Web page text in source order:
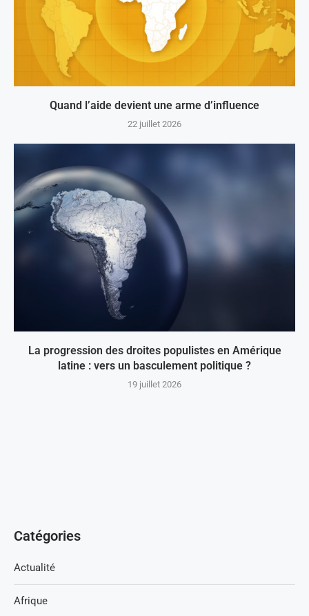
Quand l’aide devient une arme d’influence
22 juillet 2026
La progression des droites populistes en Amérique
latine : vers un basculement politique ?
19 juillet 2026
Catégories
Actualité
Afrique